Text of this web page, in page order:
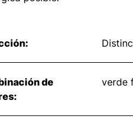
de
verde